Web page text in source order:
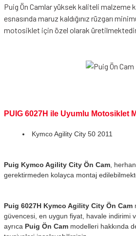
Puig Ön Camlar yüksek kaliteli malzeme
esnasında maruz kaldığınız rüzgarı
motosiklet için özel olarak
PUIG 6027H ile Uyumlu Motosiklet
Kymco Agility City 50 2011
Puig Kymco Agility City Ön Cam ,
gerektirmeden kolayca montaj
Puig 6027H Kymco Agility City Ön Cam
güvencesi, en uygun fiyat, havale indirimi
ayrıca Puig Ön Cam modelleri hakkında